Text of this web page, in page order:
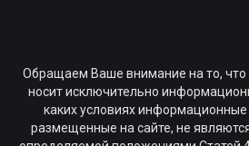
Обращаем Ваше внимание на то, что
носит исключительно
каких условиях
размещенные на сайте, не